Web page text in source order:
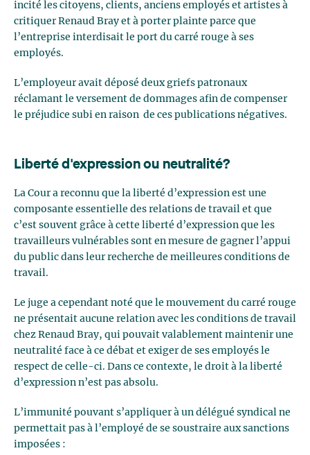
incité les citoyens, clients, anciens employés et artistes à
critiquer Renaud Bray et à porter plainte parce que
l’entreprise interdisait le port du carré rouge à ses
employés.
L’employeur avait déposé deux griefs patronaux
réclamant le versement de dommages afin de compenser
le préjudice subi en raison de ces publications négatives.
Liberté d'expression ou neutralité?
La Cour a reconnu que la liberté d’expression est une
composante essentielle des relations de travail et que
c’est souvent grâce à cette liberté d’expression que les
travailleurs vulnérables sont en mesure de gagner l’appui
du public dans leur recherche de meilleures conditions de
travail.
Le juge a cependant noté que le mouvement du carré rouge
ne présentait aucune relation avec les conditions de travail
chez Renaud Bray, qui pouvait valablement maintenir une
neutralité face à ce débat et exiger de ses employés le
respect de celle-ci. Dans ce contexte, le droit à la liberté
d’expression n’est pas absolu.
L’immunité pouvant s’appliquer à un délégué syndical ne
permettait pas à l’employé de se soustraire aux sanctions
imposées :